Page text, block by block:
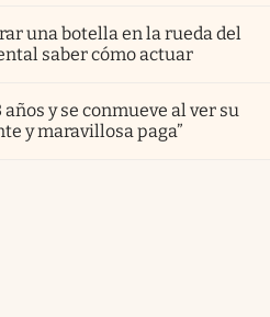
una botella en la rueda del
saber cómo actuar
y se conmueve al ver su
y maravillosa paga”